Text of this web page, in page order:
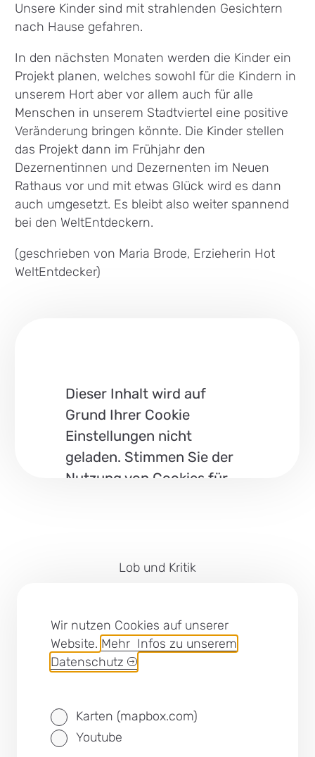
Wir nutzen Cookies auf unserer
Website. Mehr Infos zu unserem
Datenschutz
Karten (mapbox.com)
Youtube
Unsere Kinder sind mit strahlenden Gesichtern
nach Hause gefahren.
In den nächsten Monaten werden die Kinder ein
Projekt planen, welches sowohl für die Kindern in
unserem Hort aber vor allem auch für alle
Menschen in unserem Stadtviertel eine positive
Veränderung bringen könnte. Die Kinder stellen
das Projekt dann im Frühjahr den
Dezernentinnen und Dezernenten im Neuen
Rathaus vor und mit etwas Glück wird es dann
auch umgesetzt. Es bleibt also weiter spannend
bei den WeltEntdeckern.
(geschrieben von Maria Brode, Erzieherin Hot
WeltEntdecker)
Dieser Inhalt wird auf
Grund Ihrer Cookie
Einstellungen nicht
geladen. Stimmen Sie der
Nutzung von Cookies für
CookiesLob und Kritik
Barrierefreiheit
Cookies
SEB Leipzig bei Facebook